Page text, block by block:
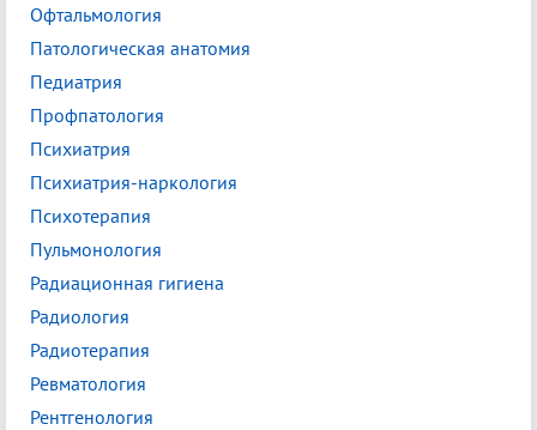
Офтальмология
Патологическая анатомия
Педиатрия
Профпатология
Психиатрия
Психиатрия-наркология
Психотерапия
Пульмонология
Радиационная гигиена
Радиология
Радиотерапия
Ревматология
Рентгенология